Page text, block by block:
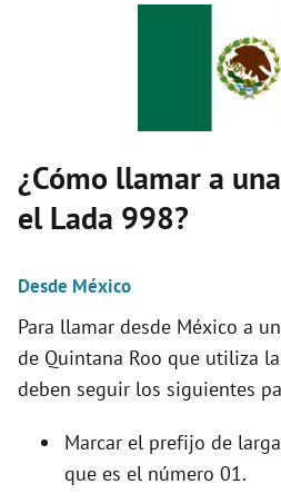
o
¿Cómo llamar a
el Lada 998?
Desde México
Para llamar desde México a
de Quintana Roo que utiliza
deben seguir los siguientes
Marcar el prefijo de
que es el número 01.